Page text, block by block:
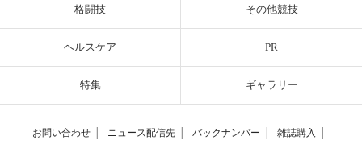
格闘技 その他競技
ヘルスケア PR
特集 ギャラリー
お問い合わせ ニュース配信先 バックナンバー 雑誌購入